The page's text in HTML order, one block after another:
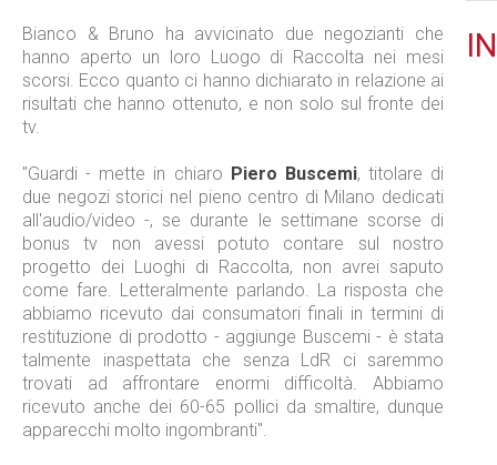
Bianco & Bruno ha avvicinato due negozianti che
hanno aperto un loro Luogo di Raccolta nei mesi
scorsi. Ecco quanto ci hanno dichiarato in relazione ai
risultati che hanno ottenuto, e non solo sul fronte dei
tv.
"Guardi - mette in chiaro Piero Buscemi, titolare di
due negozi storici nel pieno centro di Milano dedicati
all'audio/video -, se durante le settimane scorse di
bonus tv non avessi potuto contare sul nostro
progetto dei Luoghi di Raccolta, non avrei saputo
come fare. Letteralmente parlando. La risposta che
abbiamo ricevuto dai consumatori finali in termini di
restituzione di prodotto - aggiunge Buscemi - è stata
talmente inaspettata che senza LdR ci saremmo
trovati ad affrontare enormi difficoltà. Abbiamo
ricevuto anche dei 60-65 pollici da smaltire, dunque
apparecchi molto ingombranti".
IN